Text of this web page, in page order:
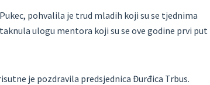
pohvalila je trud mladih koji su se tjednima
ulogu mentora koji su se ove godine prvi put
je pozdravila predsjednica Đurđica Trbus.